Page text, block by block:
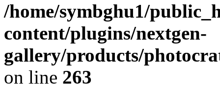
/home/symbghu1/
content/plugins/nextgen-
gallery/products/
on line 263